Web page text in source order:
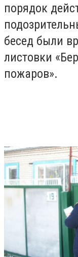
порядок
бесед были
листовки
пожаров».